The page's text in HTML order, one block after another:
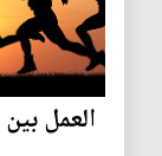
العمل